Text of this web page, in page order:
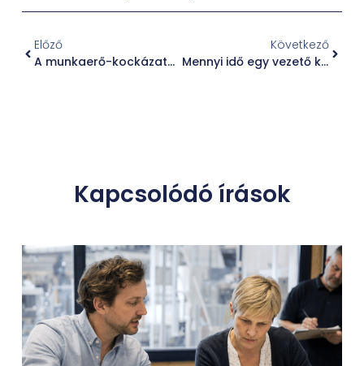
Előző
A munkaerő-kockázatok kezelésének stratégiai jelentősége a gyártóiparban
Következő
Mennyi idő egy vezető kiválasztása, és mitől függ valójában?
Kapcsolódó írások